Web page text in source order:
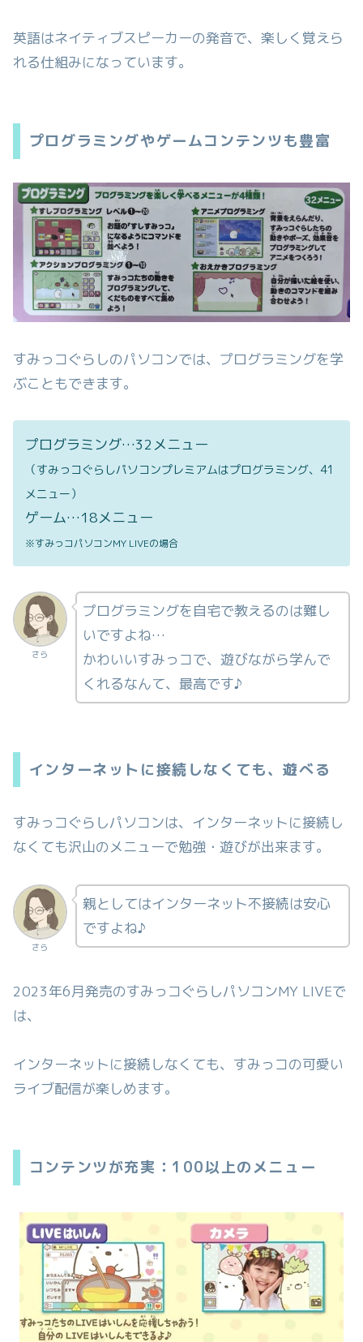
英語はネイティブスピーカーの発音で、楽しく覚えら
れる仕組みになっています。
プログラミングやゲームコンテンツも豊富
すみっコぐらしのパソコンでは、プログラミングを学
ぶこともできます。
プログラミング…32メニュー
（すみっコぐらしパソコンプレミアムはプログラミング、41
メニュー）
ゲーム…18メニュー
※すみっコパソコンMY LIVEの場合
さら
プログラミングを自宅で教えるのは難し
いですよね…
かわいいすみっコで、遊びながら学んで
くれるなんて、最高です♪
インターネットに接続しなくても、遊べる
すみっコぐらしパソコンは、インターネットに接続し
なくても沢山のメニューで勉強・遊びが出来ます。
さら
親としてはインターネット不接続は安心
ですよね♪
2023年6月発売のすみっコぐらしパソコンMY LIVEで
は、
インターネットに接続しなくても、すみっコの可愛い
ライブ配信が楽しめます。
コンテンツが充実：100以上のメニュー